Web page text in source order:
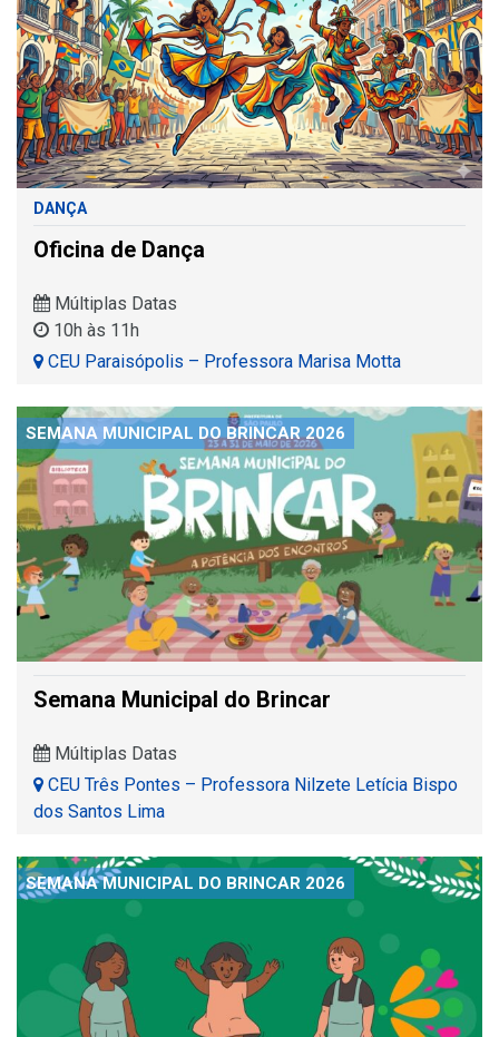
DANÇA
Oficina de Dança
Múltiplas Datas
10h às 11h
CEU Paraisópolis – Professora Marisa Motta
SEMANA MUNICIPAL DO BRINCAR 2026
Semana Municipal do Brincar
Múltiplas Datas
CEU Três Pontes – Professora Nilzete Letícia Bispo
dos Santos Lima
SEMANA MUNICIPAL DO BRINCAR 2026